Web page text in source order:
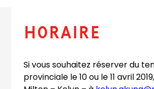
HORAIRE
Si vous souhaitez réserver du
provinciale le 10 ou le 11 avril